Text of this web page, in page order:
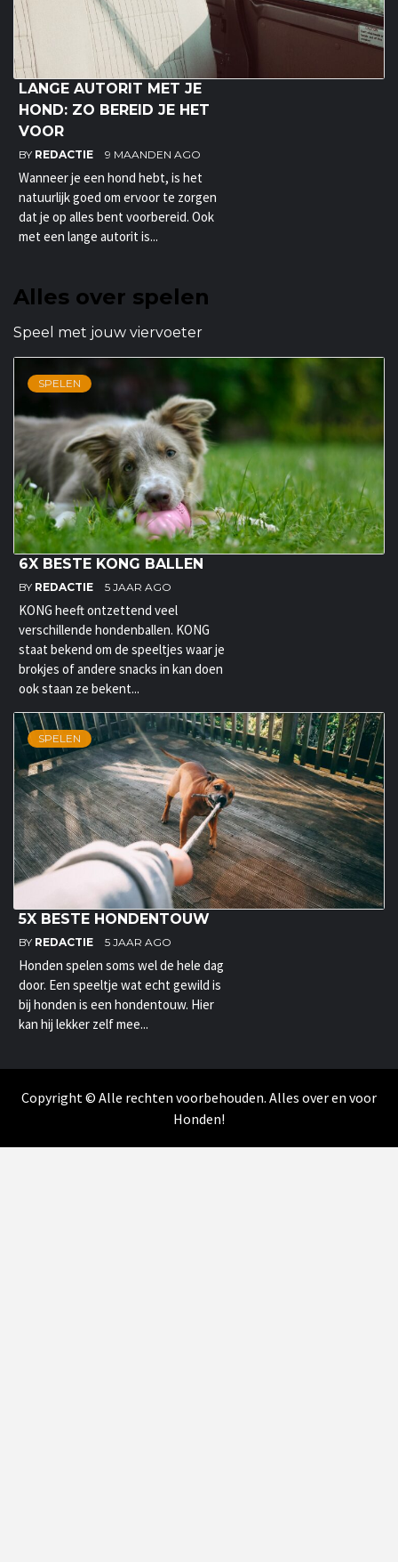
LANGE AUTORIT MET JE
HOND: ZO BEREID JE HET
VOOR
BY REDACTIE 9 MAANDEN AGO
Wanneer je een hond hebt, is het
natuurlijk goed om ervoor te zorgen
dat je op alles bent voorbereid. Ook
met een lange autorit is...
Alles over spelen
Speel met jouw viervoeter
SPELEN
6X BESTE KONG BALLEN
BY REDACTIE 5 JAAR AGO
KONG heeft ontzettend veel
verschillende hondenballen. KONG
staat bekend om de speeltjes waar je
brokjes of andere snacks in kan doen
ook staan ze bekent...
SPELEN
5X BESTE HONDENTOUW
BY REDACTIE 5 JAAR AGO
Honden spelen soms wel de hele dag
door. Een speeltje wat echt gewild is
bij honden is een hondentouw. Hier
kan hij lekker zelf mee...
Copyright © Alle rechten voorbehouden. Alles over en voor
Honden!